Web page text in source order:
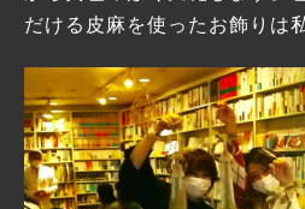
だける皮麻を使ったお飾りは